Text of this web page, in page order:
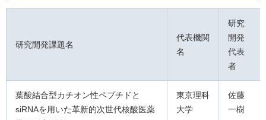
研究開発課題名
代表機関
名
研究
開発
代表
者
葉酸結合型カチオン性ペプチドと
siRNAを用いた革新的次世代核酸医薬
東京理科
大学
佐藤
一樹